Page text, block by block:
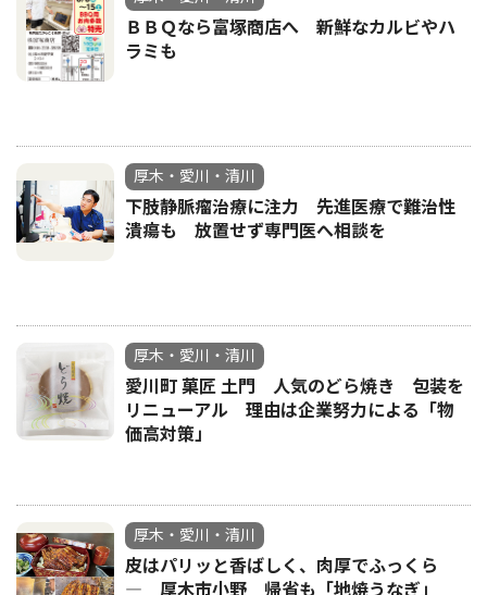
ＢＢＱなら富塚商店へ 新鮮なカルビやハ
ラミも
厚木・愛川・清川
下肢静脈瘤治療に注力 先進医療で難治性
潰瘍も 放置せず専門医へ相談を
厚木・愛川・清川
愛川町 菓匠 土門 人気のどら焼き 包装を
リニューアル 理由は企業努力による「物
価高対策」
厚木・愛川・清川
皮はパリッと香ばしく、肉厚でふっくら
― 厚木市小野 帰省も「地焼うなぎ」